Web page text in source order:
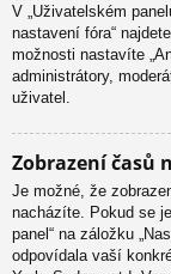
V „Uživatelském
nastavení fóra“
možnosti nastavíte
administrátory,
uživatel.
Zobrazení časů
Je možné, že
nacházíte. Pokud se
panel“ na záložku
odpovídala vaší